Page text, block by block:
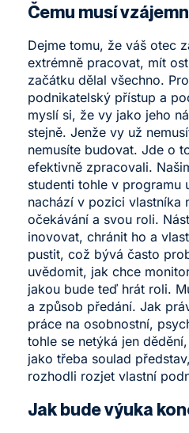
Čemu musí
Dejme tomu, že váš otec
extrémně pracovat, mít
začátku dělal všechno.
podnikatelský přístup a
myslí si, že vy jako jeho
stejně. Jenže vy už
nemusíte budovat. Jde o
efektivně zpracovali.
studenti tohle v programu
nachází v pozici vlastníka
očekávání a svou roli.
inovovat, chránit ho a
pustit, což bývá často
uvědomit, jak chce
jakou bude teď hrát roli.
a způsob předání. Jak
práce na osobnostní,
tohle se netýká jen
jako třeba soulad
rozhodli rozjet vlastní
Jak bude výuka